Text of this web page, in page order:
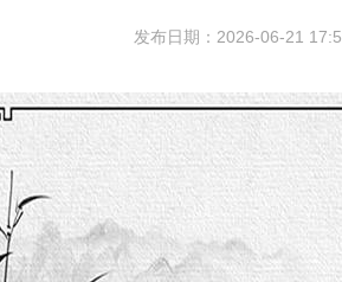
发布日期：2026-06-21